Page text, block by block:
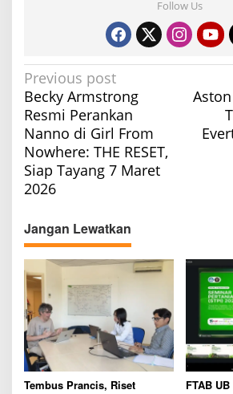
Follow Us
P
o
s
t
n
a
i
g
a
t
i
o
n
Previous post
Becky Armstrong
Resmi Perankan
Nanno di Girl From
Nowhere: THE RESET,
Siap Tayang 7 Maret
2026
Jangan Lewatkan
Tembus Prancis, Riset
FTAB